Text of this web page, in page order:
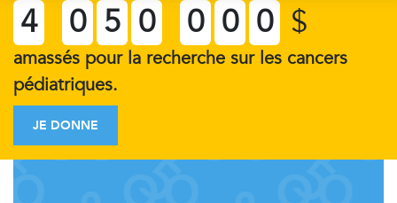
4 0 5 0 0 0 0 $
amassés pour la recherche sur les cancers
pédiatriques.
JE DONNE